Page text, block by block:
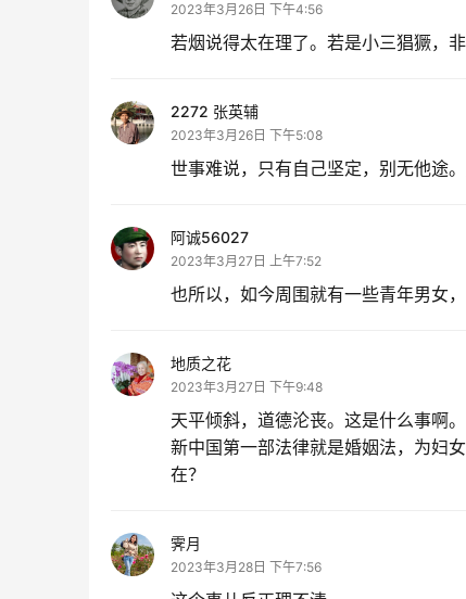
2023年3月26日 下午4:56
若烟说得太在理了。若是小三猖獗，
2272 张英辅
2023年3月26日 下午5:08
世事难说，只有自己坚定，别无他途
阿诚56027
2023年3月27日 上午7:52
也所以，如今周围就有一些青年男女
地质之花
2023年3月27日 下午9:48
天平倾斜，道德沦丧。这是什么事啊。
新中国第一部法律就是婚姻法，为妇
在？
霁月
2023年3月28日 下午7:56